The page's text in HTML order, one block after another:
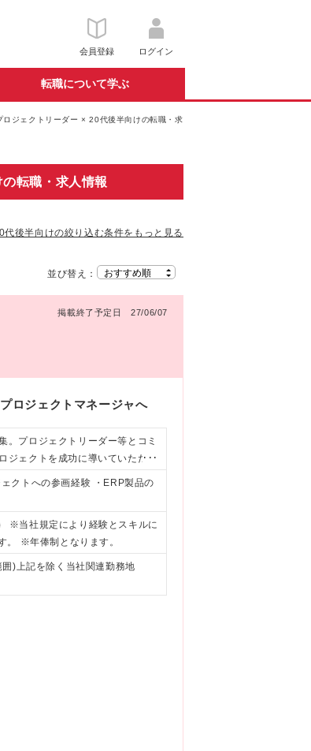
会員登録 ログイン
転職について学ぶ
ロジェクトリーダー × 20代後半向けの転職・求
転職・求人情報
代後半向けの絞り込む条件をもっと見る
並び替え：
掲載終了予定日 27/06/07
ロジェクトマネージャへ
。プロジェクトリーダー等とコミ
ジェクトを成功に導いていただき
クトへの参画経験 ・ERP製品の
※当社規定により経験とスキルに
。 ※年俸制となります。
)上記を除く当社関連勤務地